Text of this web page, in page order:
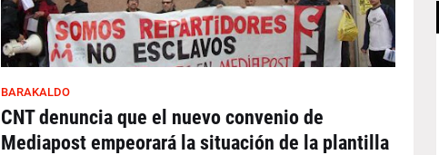
BARAKALDO
CNT denuncia que el nuevo convenio de
Mediapost empeorará la situación de la plantilla